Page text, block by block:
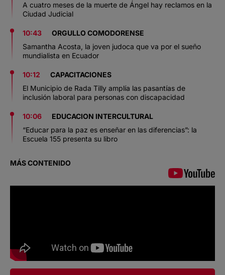
A cuatro meses de la muerte de Ángel hay reclamos en la
Ciudad Judicial
10:43
ORGULLO COMODORENSE
Samantha Acosta, la joven judoca que va por el sueño
mundialista en Ecuador
10:12
CAPACITACIONES
El Municipio de Rada Tilly amplía las pasantías de
inclusión laboral para personas con discapacidad
10:06
EDUCACION INTERCULTURAL
“Educar para la paz es enseñar en las diferencias”: la
Escuela 155 presenta su libro
MÁS CONTENIDO